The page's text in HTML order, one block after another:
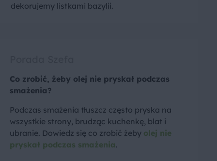
dekorujemy listkami bazylii.
Co zrobić, żeby olej nie pryskał podczas
smażenia?
Podczas smażenia tłuszcz często pryska na
wszystkie strony, brudząc kuchenkę, blat i
ubranie. Dowiedz się co zrobić żeby olej nie
pryskał podczas smażenia.